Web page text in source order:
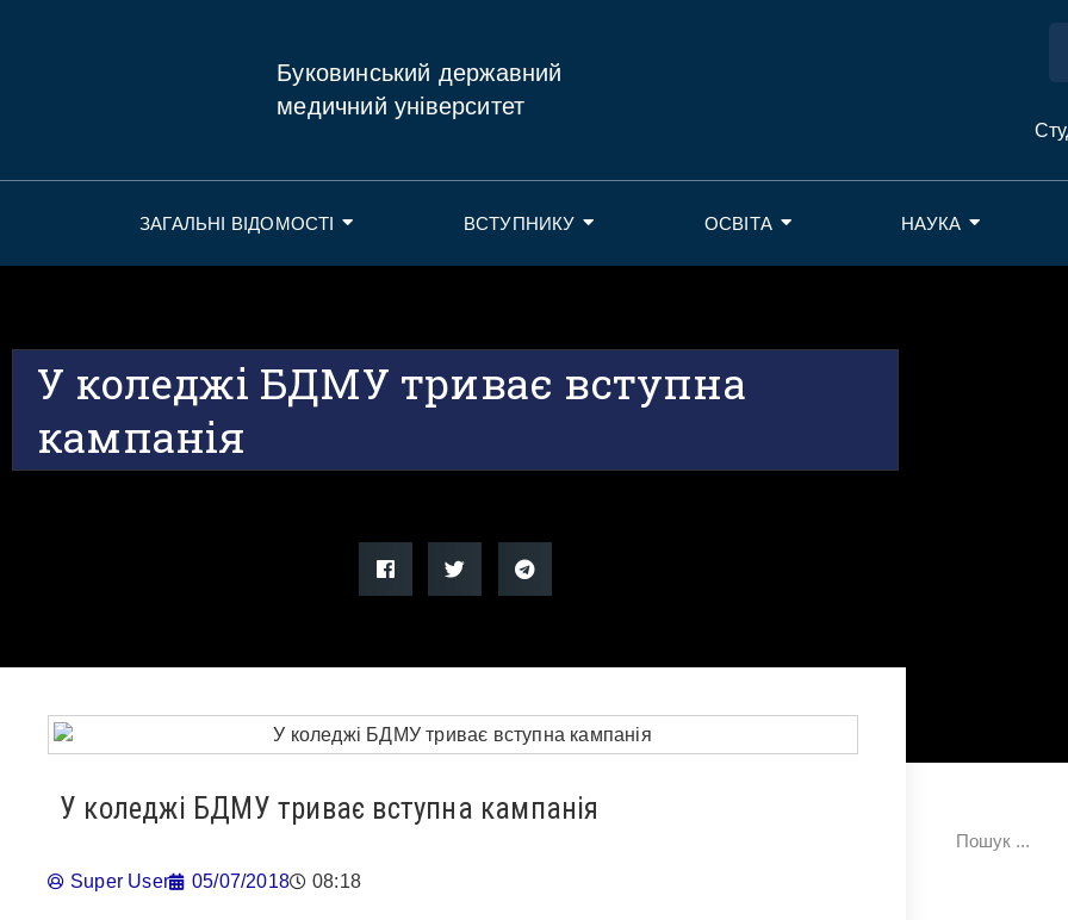
Буковинський державний
медичний університет
ЗАГАЛЬНІ ВІДОМОСТІ ВСТУПНИКУ ОСВІТА НАУКА
У коледжі БДМУ триває вступна
кампанія
У коледжі БДМУ триває вступна кампанія
Super User 05/07/2018 08:18